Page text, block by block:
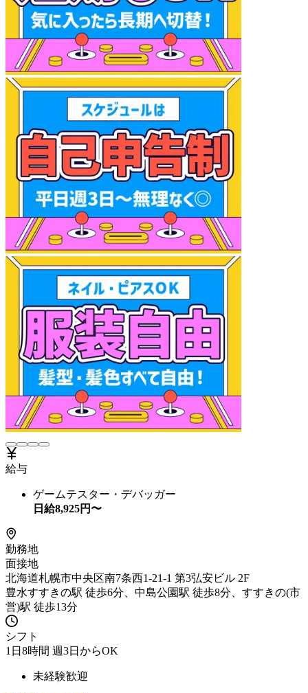
給与
ゲームテスター・デバッガー
日給8,925円〜
勤務地
面接地
北海道札幌市中央区南7条西1-21-1 第3弘安ビル 2F
豊水すすきの駅 徒歩6分、中島公園駅 徒歩8分、すすきの(市
営)駅 徒歩13分
シフト
1日8時間 週3日からOK
未経験歓迎